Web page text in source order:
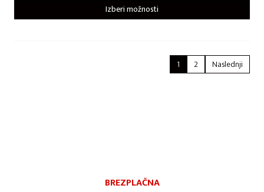
Izberi možnosti
1 2 Naslednji
BREZPLAČNA